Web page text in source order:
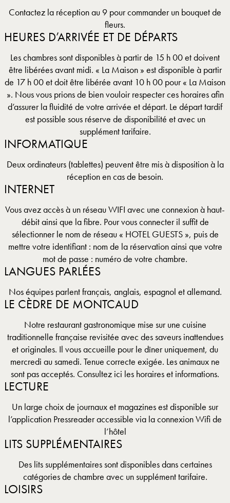
Contactez la réception au 9 pour commander un bouquet de
fleurs.
HEURES D’ARRIVÉE ET DE DÉPARTS
Les chambres sont disponibles à partir de 15 h 00 et doivent
être libérées avant midi. « La Maison » est disponible à partir
de 17 h 00 et doit être libérée avant 10 h 00 pour « La Maison
». Nous vous prions de bien vouloir respecter ces horaires afin
d’assurer la fluidité de votre arrivée et départ. Le départ tardif
est possible sous réserve de disponibilité et avec un
supplément tarifaire.
INFORMATIQUE
Deux ordinateurs (tablettes) peuvent être mis à disposition à la
réception en cas de besoin.
INTERNET
Vous avez accès à un réseau WIFI avec une connexion à haut-
débit ainsi que la fibre. Pour vous connecter il suffit de
sélectionner le nom de réseau « HOTEL GUESTS », puis de
mettre votre identifiant : nom de la réservation ainsi que votre
mot de passe : numéro de votre chambre.
LANGUES PARLÉES
Nos équipes parlent français, anglais, espagnol et allemand.
LE CÈDRE DE MONTCAUD
Notre restaurant gastronomique mise sur une cuisine
traditionnelle française revisitée avec des saveurs inattendues
et originales. Il vous accueille pour le dîner uniquement, du
mercredi au samedi. Tenue correcte exigée. Les animaux ne
sont pas acceptés. Consultez ici les horaires et informations.
LECTURE
Un large choix de journaux et magazines est disponible sur
l’application Pressreader accessible via la connexion Wifi de
l’hôtel
LITS SUPPLÉMENTAIRES
Des lits supplémentaires sont disponibles dans certaines
catégories de chambre avec un supplément tarifaire.
LOISIRS